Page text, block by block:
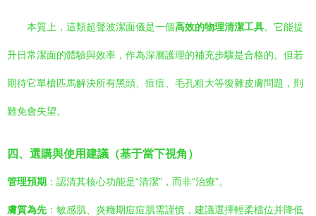
本質上，這類超聲波潔面儀是一個高效的物理清潔工具。它能提
升日常潔面的體驗與效率，作為深層護理的補充步驟是合格的。但若
期待它單槍匹馬解決所有黑頭、痘痘、毛孔粗大等復雜皮膚問題，則
難免會失望。
四、選購與使用建議（基于當下視角）
管理預期 ：認清其核心功能是“清潔”，而非“治療”。
膚質為先：敏感肌、炎癥期痘痘肌需謹慎，建議選擇輕柔檔位并降低